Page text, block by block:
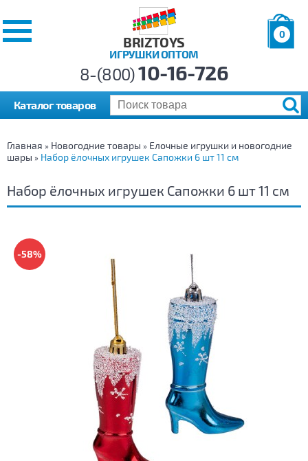
BRIZTOYS
ИГРУШКИ ОПТОМ
0
р.
8-(800)10-16-726
Каталог товаров
Главная » Новогодние товары » Елочные игрушки и новогодние
шары » Набор ёлочных игрушек Сапожки 6 шт 11 см
Набор ёлочных игрушек Сапожки 6 шт 11 см
-58%